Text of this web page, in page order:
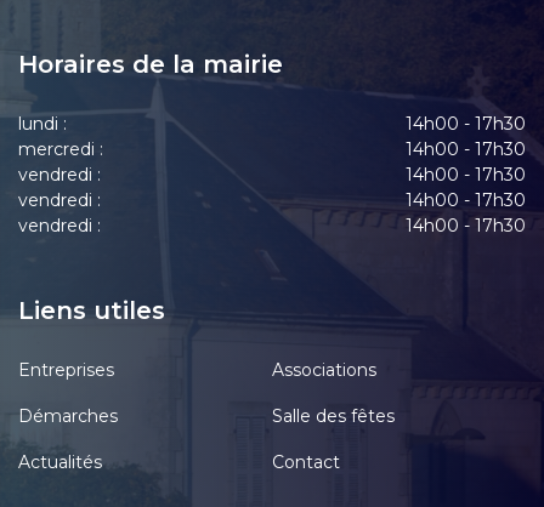
Horaires de la mairie
lundi :
14h00 - 17h30
mercredi :
14h00 - 17h30
vendredi :
14h00 - 17h30
vendredi :
14h00 - 17h30
vendredi :
14h00 - 17h30
Liens utiles
Entreprises Associations
Démarches Salle des fêtes
Actualités Contact